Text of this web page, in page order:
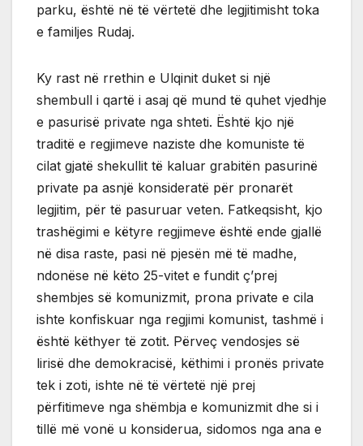
parku, është në të vërtetë dhe legjitimisht toka
e familjes Rudaj.
Ky rast në rrethin e Ulqinit duket si një
shembull i qartë i asaj që mund të quhet vjedhje
e pasurisë private nga shteti. Është kjo një
traditë e regjimeve naziste dhe komuniste të
cilat gjatë shekullit të kaluar grabitën pasurinë
private pa asnjë konsideratë për pronarët
legjitim, për të pasuruar veten. Fatkeqsisht, kjo
trashëgimi e këtyre regjimeve është ende gjallë
në disa raste, pasi në pjesën më të madhe,
ndonëse në këto 25-vitet e fundit ç’prej
shembjes së komunizmit, prona private e cila
ishte konfiskuar nga regjimi komunist, tashmë i
është këthyer të zotit. Përveç vendosjes së
lirisë dhe demokracisë, këthimi i pronës private
tek i zoti, ishte në të vërtetë një prej
përfitimeve nga shëmbja e komunizmit dhe si i
tillë më vonë u konsiderua, sidomos nga ana e